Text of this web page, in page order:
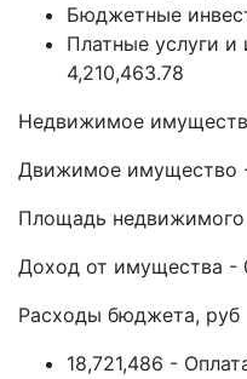
Бюджетные
Платные услуги и
4,210,463.78
Недвижимое
Движимое имущество
Площадь
Доход от имущества -
Расходы бюджета, руб
18,721,486 -